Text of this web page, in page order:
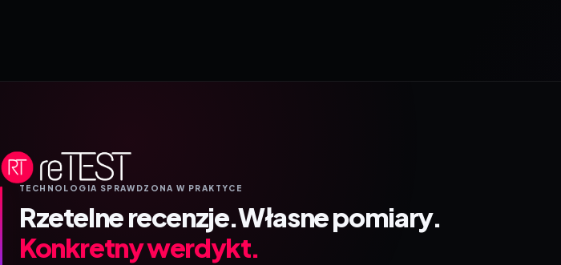
TECHNOLOGIA SPRAWDZONA W PRAKTYCE
Rzetelne recenzje.Własne pomiary.
Konkretny werdykt.